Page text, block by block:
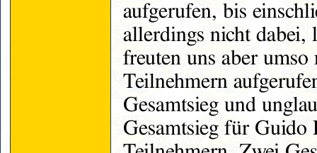
aufgerufen, bis
allerdings nicht dabei,
freuten uns aber
Teilnehmern
Gesamtsieg und
Gesamtsieg für